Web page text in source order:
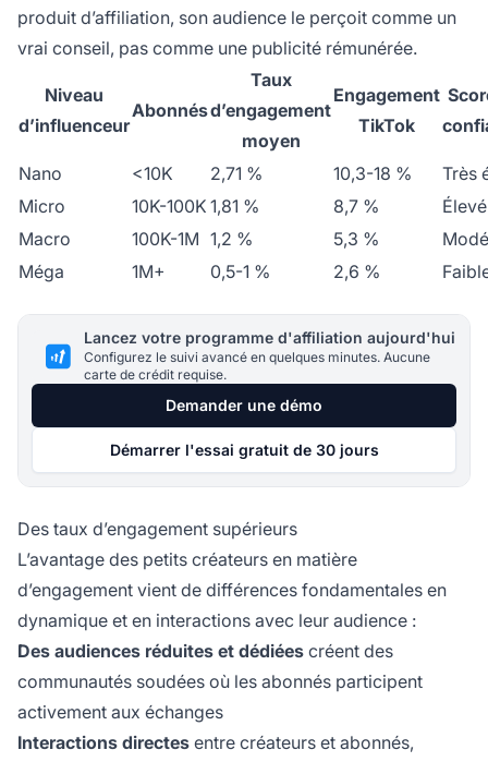
produit d’affiliation, son audience le perçoit comme un
vrai conseil, pas comme une publicité rémunérée.
Niveau
d’influenceur
Abonnés
Taux
d’engagement
moyen
Engagement
TikTok
Nano <10K 2,71 % 10,3-18 %
Très
Micro
10K-100K 1,81 % 8,7 %
Élevé
Macro
100K-1M 1,2 % 5,3 %
Méga
1M+ 0,5-1 % 2,6 %
Lancez votre programme d'affiliation aujourd'hui
Configurez le suivi avancé en quelques minutes. Aucune
carte de crédit requise.
Demander une démo
Démarrer l'essai gratuit de 30 jours
Des taux d’engagement supérieurs
L’avantage des petits créateurs en matière
d’engagement vient de différences fondamentales en
dynamique et en interactions avec leur audience :
Des audiences réduites et dédiées créent des
communautés soudées où les abonnés participent
activement aux échanges
Interactions directes entre créateurs et abonnés,